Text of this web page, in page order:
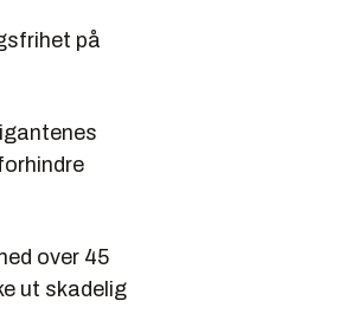
på
over 45
ut skadelig